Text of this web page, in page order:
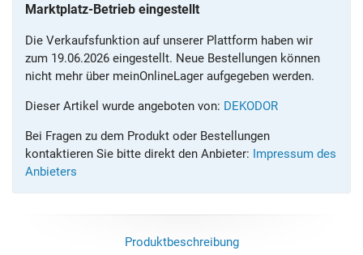
Marktplatz-Betrieb eingestellt
Die Verkaufsfunktion auf unserer Plattform haben wir
zum 19.06.2026 eingestellt. Neue Bestellungen können
nicht mehr über meinOnlineLager aufgegeben werden.
Dieser Artikel wurde angeboten von: DEKODOR
Bei Fragen zu dem Produkt oder Bestellungen
kontaktieren Sie bitte direkt den Anbieter: Impressum des
Anbieters
Produktbeschreibung